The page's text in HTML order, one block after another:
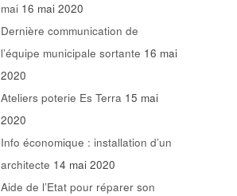
mai 16 mai 2020
Dernière communication de
l’équipe municipale sortante 16 mai
2020
Ateliers poterie Es Terra 15 mai
2020
Info économique : installation d’un
architecte 14 mai 2020
Aide de l’Etat pour réparer son